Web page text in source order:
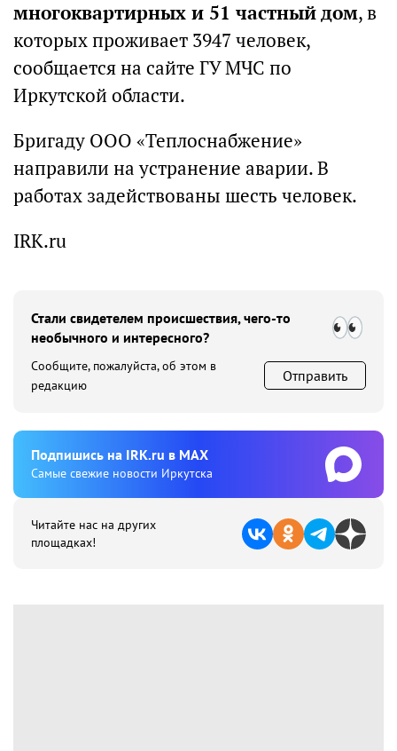
многоквартирных и 51 частный дом, в
которых проживает 3947 человек,
сообщается на сайте ГУ МЧС по
Иркутской области.
Бригаду ООО «Теплоснабжение»
направили на устранение аварии. В
работах задействованы шесть человек.
IRK.ru
Стали свидетелем происшествия, чего-то
необычного и интересного?
Сообщите, пожалуйста, об этом в
редакцию
Отправить
Подпишиcь на IRK.ru в MAX
Cамые свежие новости Иркутска
Читайте нас на других
площадках!